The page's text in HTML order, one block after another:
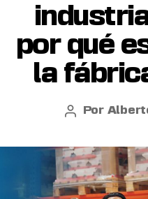
por qué
la
Por